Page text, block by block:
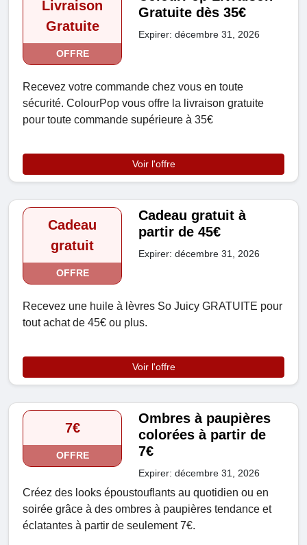
Livraison
Gratuite
OFFRE
Gratuite dès 35€
Expirer: décembre 31, 2026
Recevez votre commande chez vous en toute
sécurité. ColourPop vous offre la livraison gratuite
pour toute commande supérieure à 35€
Voir l'offre
Cadeau
gratuit
OFFRE
Cadeau gratuit à
partir de 45€
Expirer: décembre 31, 2026
Recevez une huile à lèvres So Juicy GRATUITE pour
tout achat de 45€ ou plus.
Voir l'offre
7€
OFFRE
Ombres à paupières
colorées à partir de
7€
Expirer: décembre 31, 2026
Créez des looks époustouflants au quotidien ou en
soirée grâce à des ombres à paupières tendance et
éclatantes à partir de seulement 7€.